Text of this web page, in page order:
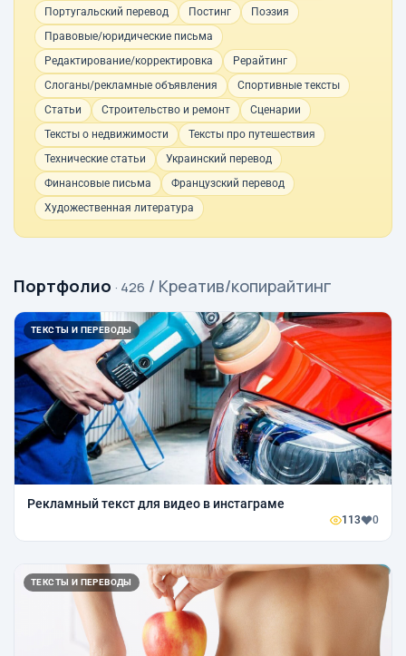
Португальский перевод
Постинг
Поэзия
Правовые/юридические письма
Редактирование/корректировка
Рерайтинг
Слоганы/рекламные объявления
Спортивные тексты
Статьи
Строительство и ремонт
Сценарии
Тексты о недвижимости
Тексты про путешествия
Технические статьи
Украинский перевод
Финансовые письма
Французский перевод
Художественная литература
Портфолио · 426 / Креатив/копирайтинг
ТЕКСТЫ И ПЕРЕВОДЫ
Рекламный текст для видео в инстаграме
113 0
ТЕКСТЫ И ПЕРЕВОДЫ